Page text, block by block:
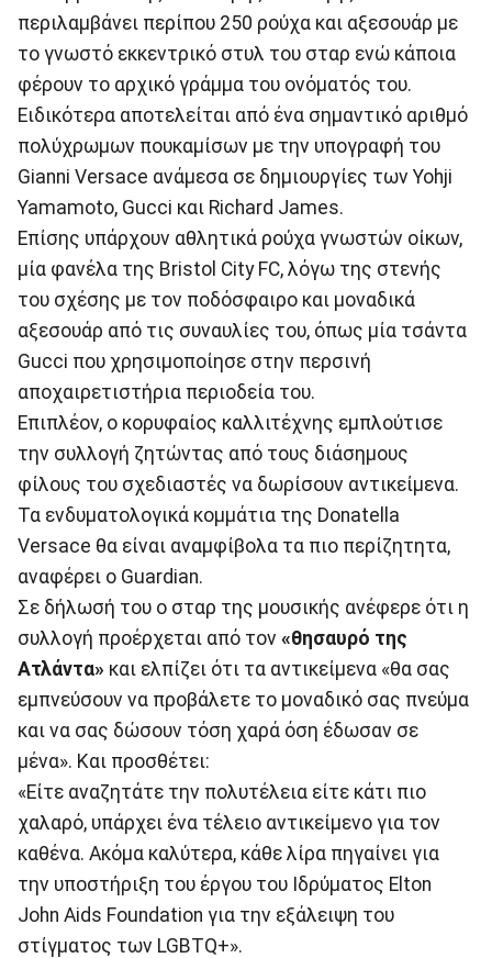
περιλαμβάνει περίπου 250 ρούχα και αξεσουάρ με
το γνωστό εκκεντρικό στυλ του σταρ ενώ κάποια
φέρουν το αρχικό γράμμα του ονόματός του.
Ειδικότερα αποτελείται από ένα σημαντικό αριθμό
πολύχρωμων πουκαμίσων με την υπογραφή του
Gianni Versace ανάμεσα σε δημιουργίες των Yohji
Yamamoto, Gucci και Richard James.
Επίσης υπάρχουν αθλητικά ρούχα γνωστών οίκων,
μία φανέλα της Bristol City FC, λόγω της στενής
του σχέσης με τον ποδόσφαιρο και μοναδικά
αξεσουάρ από τις συναυλίες του, όπως μία τσάντα
Gucci που χρησιμοποίησε στην περσινή
αποχαιρετιστήρια περιοδεία του.
Επιπλέον, ο κορυφαίος καλλιτέχνης εμπλούτισε
την συλλογή ζητώντας από τους διάσημους
φίλους του σχεδιαστές να δωρίσουν αντικείμενα.
Τα ενδυματολογικά κομμάτια της Donatella
Versace θα είναι αναμφίβολα τα πιο περίζητητα,
αναφέρει ο Guardian.
Σε δήλωσή του o σταρ της μουσικής ανέφερε ότι η
συλλογή προέρχεται από τον «θησαυρό της
Ατλάντα» και ελπίζει ότι τα αντικείμενα «θα σας
εμπνεύσουν να προβάλετε το μοναδικό σας πνεύμα
και να σας δώσουν τόση χαρά όση έδωσαν σε
μένα». Και προσθέτει:
«Είτε αναζητάτε την πολυτέλεια είτε κάτι πιο
χαλαρό, υπάρχει ένα τέλειο αντικείμενο για τον
καθένα. Ακόμα καλύτερα, κάθε λίρα πηγαίνει για
την υποστήριξη του έργου του Ιδρύματος Elton
John Aids Foundation για την εξάλειψη του
στίγματος των LGBTQ+».